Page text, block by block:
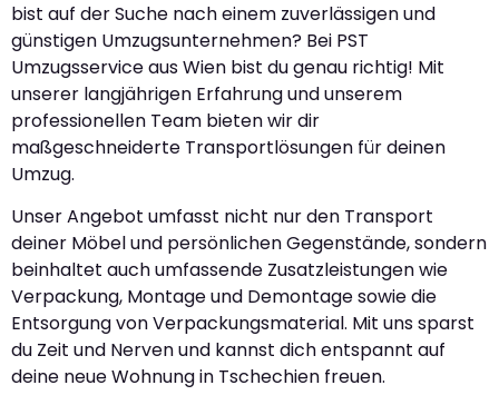
bist auf der Suche nach einem zuverlässigen und
günstigen Umzugsunternehmen? Bei PST
Umzugsservice aus Wien bist du genau richtig! Mit
unserer langjährigen Erfahrung und unserem
professionellen Team bieten wir dir
maßgeschneiderte Transportlösungen für deinen
Umzug.
Unser Angebot umfasst nicht nur den Transport
deiner Möbel und persönlichen Gegenstände, sondern
beinhaltet auch umfassende Zusatzleistungen wie
Verpackung, Montage und Demontage sowie die
Entsorgung von Verpackungsmaterial. Mit uns sparst
du Zeit und Nerven und kannst dich entspannt auf
deine neue Wohnung in Tschechien freuen.